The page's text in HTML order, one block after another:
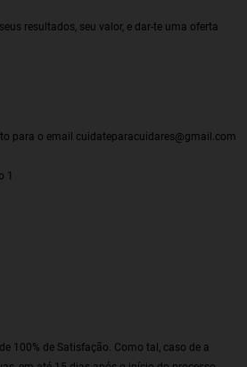
resultados, seu valor, e dar-te uma oferta
para o email cuidateparacuidares@gmail.com
1
100% de Satisfação. Como tal, caso de a